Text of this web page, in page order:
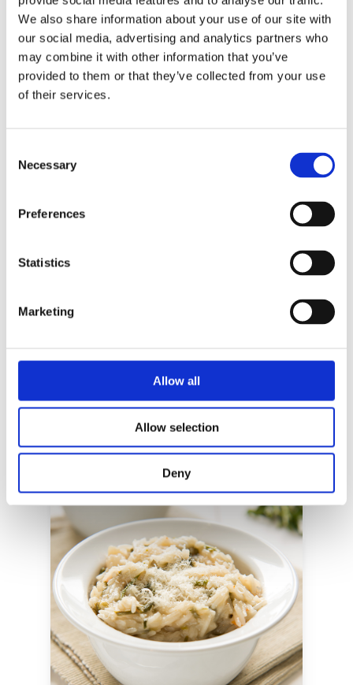
We also share information about your use of our site with
our social media, advertising and analytics partners who
may combine it with other information that you’ve
provided to them or that they’ve collected from your use
of their services.
Selection
Necessary
Preferences
Statistics
Marketing
Allow all
Allow selection
Deny
Ravioli all’Aceto Balsamico
Ingredienti per 4 persone:
– 35-40 Ravioli di buona qualità alla zucca o
– Parmigiano Reggiano D.O.P.;
per 3-4 minuti; nel frattempo fate fondere
una zuppiera, condite con il burro fuso e la